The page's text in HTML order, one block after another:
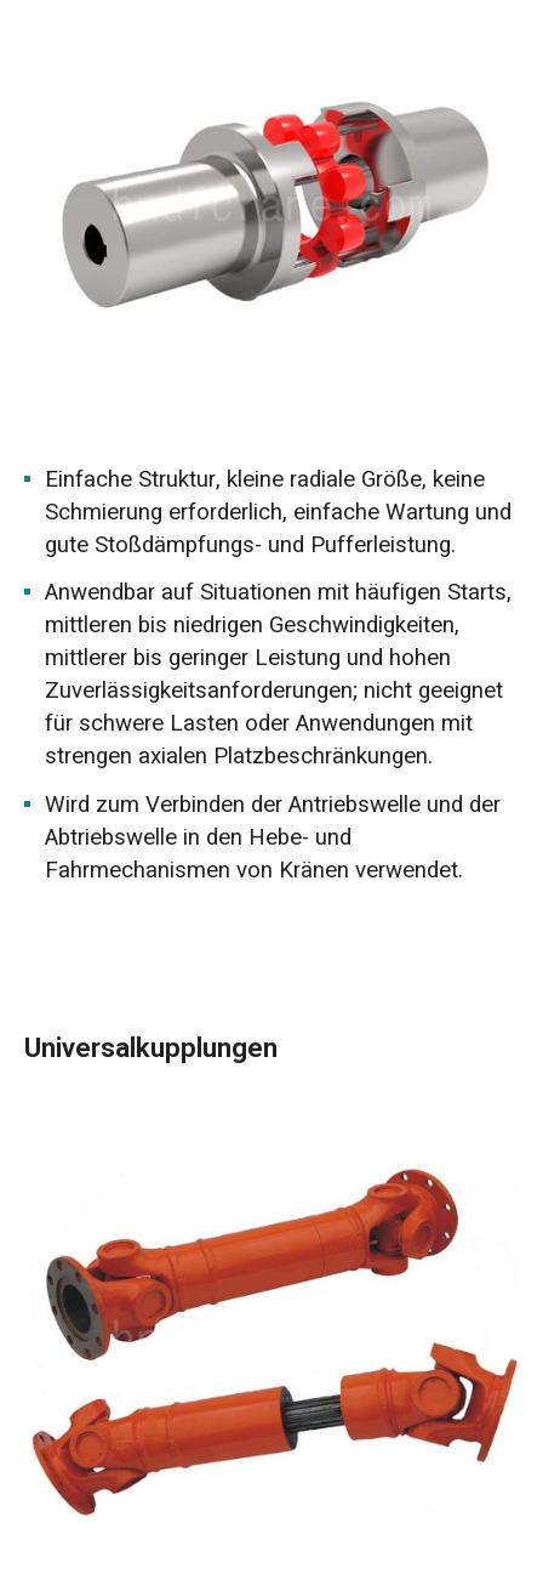
Einfache Struktur, kleine radiale Größe, keine
Schmierung erforderlich, einfache Wartung und
gute Stoßdämpfungs- und Pufferleistung.
Anwendbar auf Situationen mit häufigen Starts,
mittleren bis niedrigen Geschwindigkeiten,
mittlerer bis geringer Leistung und hohen
Zuverlässigkeitsanforderungen; nicht geeignet
für schwere Lasten oder Anwendungen mit
strengen axialen Platzbeschränkungen.
Wird zum Verbinden der Antriebswelle und der
Abtriebswelle in den Hebe- und
Fahrmechanismen von Kränen verwendet.
Universalkupplungen